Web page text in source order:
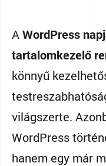
AWordPress
tartalomkezelő
könnyű
világszerte.
WordPress
hanem egy már